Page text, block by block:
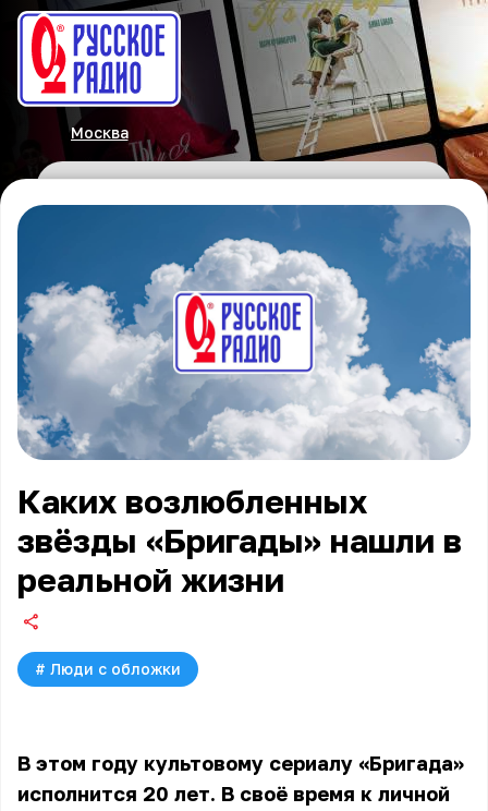
Москва
Каких возлюбленных
звёзды «Бригады» нашли в
реальной жизни
# Люди с обложки
В этом году культовому сериалу «Бригада»
исполнится 20 лет. В своё время к личной